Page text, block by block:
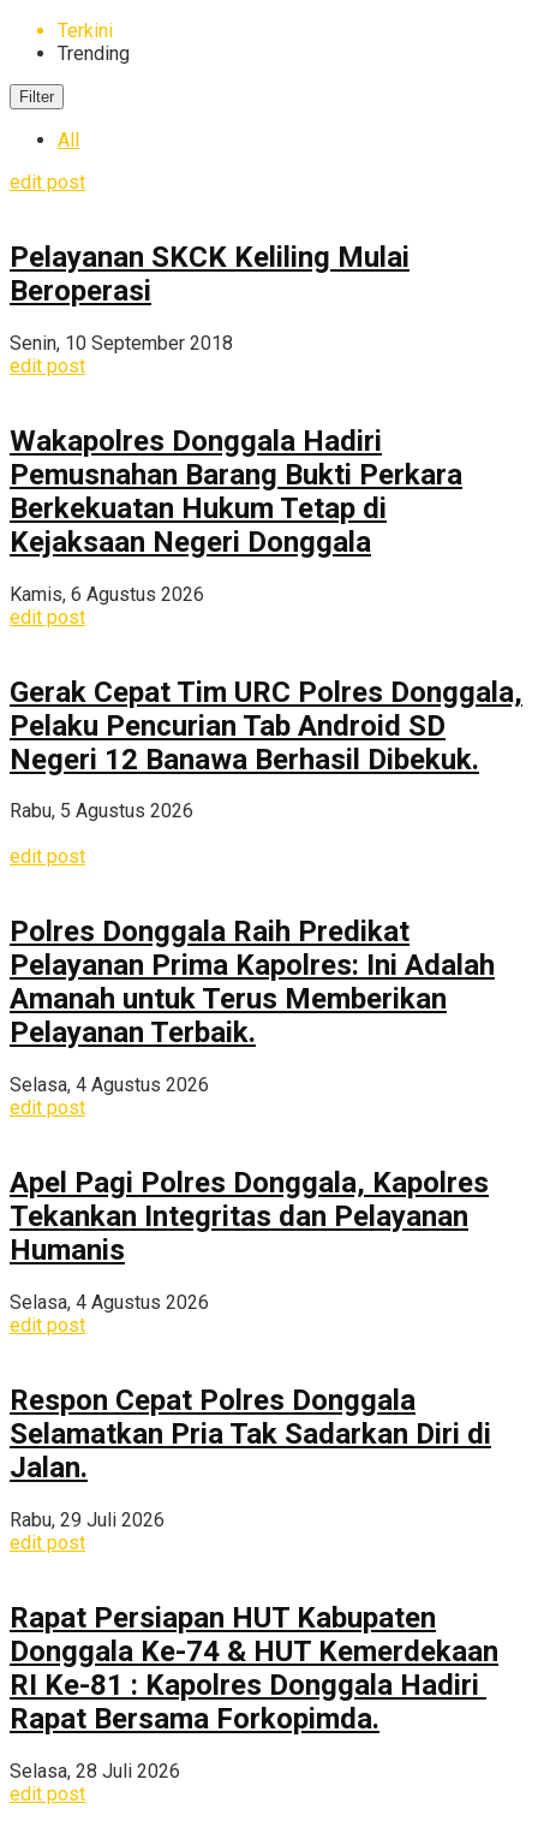
Terkini
Trending
Filter
All
edit post
Pelayanan SKCK Keliling Mulai
Beroperasi
Senin, 10 September 2018
edit post
Wakapolres Donggala Hadiri
Pemusnahan Barang Bukti Perkara
Berkekuatan Hukum Tetap di
Kejaksaan Negeri Donggala
Kamis, 6 Agustus 2026
edit post
Gerak Cepat Tim URC Polres Donggala,
Pelaku Pencurian Tab Android SD
Negeri 12 Banawa Berhasil Dibekuk.
Rabu, 5 Agustus 2026
edit post
Polres Donggala Raih Predikat
Pelayanan Prima Kapolres: Ini Adalah
Amanah untuk Terus Memberikan
Pelayanan Terbaik.
Selasa, 4 Agustus 2026
edit post
Apel Pagi Polres Donggala, Kapolres
Tekankan Integritas dan Pelayanan
Humanis
Selasa, 4 Agustus 2026
edit post
Respon Cepat Polres Donggala
Selamatkan Pria Tak Sadarkan Diri di
Jalan.
Rabu, 29 Juli 2026
edit post
Rapat Persiapan HUT Kabupaten
Donggala Ke-74 & HUT Kemerdekaan
RI Ke-81 : Kapolres Donggala Hadiri
Rapat Bersama Forkopimda.
Selasa, 28 Juli 2026
edit post